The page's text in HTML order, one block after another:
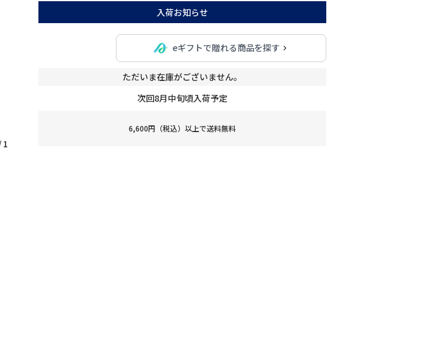
1
入荷お知らせ
eギフトで贈れる商品を探す
ただいま在庫がございません。
次回8月中旬頃入荷予定
6,600円（税込）以上で送料無料